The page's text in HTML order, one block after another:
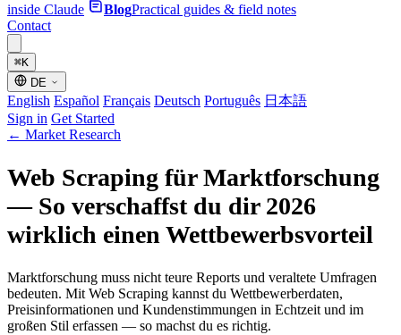
inside Claude
BlogPractical guides & field notes
Contact
⌘K
DE
English Español Français Deutsch Português 日本語
Sign in Get Started
← Market Research
Web Scraping für Marktforschung
— So verschaffst du dir 2026
wirklich einen Wettbewerbsvorteil
Marktforschung muss nicht teure Reports und veraltete Umfragen
bedeuten. Mit Web Scraping kannst du Wettbewerberdaten,
Preisinformationen und Kundenstimmungen in Echtzeit und im
großen Stil erfassen — so machst du es richtig.